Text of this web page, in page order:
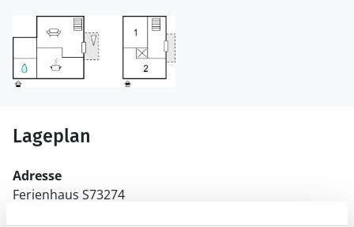
Lageplan
Adresse
Ferienhaus S73274